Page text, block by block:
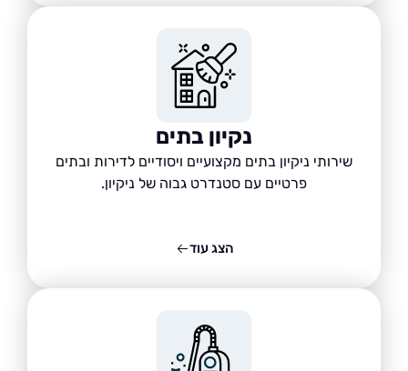
נקיון בתים
שירותי ניקיון בתים מקצועיים ויסודיים לדירות ובתים
פרטיים עם סטנדרט גבוה של ניקיון.